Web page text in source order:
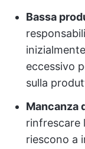
Bassa
eccessivo
sulla
Mancanza
rinfrescare
riescono a